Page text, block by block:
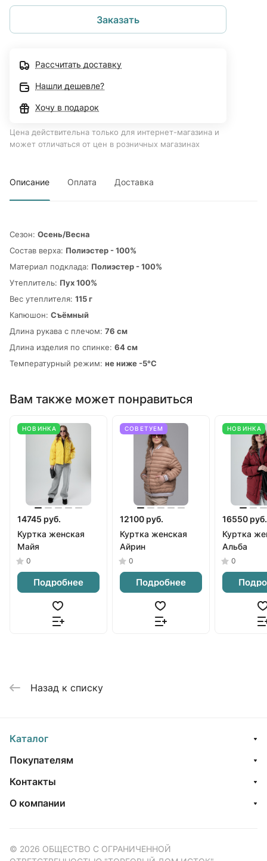
Заказать
Рассчитать доставку
Нашли дешевле?
Хочу в подарок
Цена действительна только для интернет-магазина и
может отличаться от цен в розничных магазинах
Описание Оплата Доставка
Сезон: Осень/Весна
Cостав верха: Полиэстер - 100%
Материал подклада: Полиэстер - 100%
Утеплитель: Пух 100%
Вес утеплителя: 115 г
Капюшон: Съёмный
Длина рукава с плечом: 76 см
Длина изделия по спинке: 64 см
Температурный режим: не ниже -5°С
Вам также может понравиться
НОВИНКА
14745 руб.
Куртка женская
Майя
0
Подробнее
СОВЕТУЕМ
12100 руб.
Куртка женская
Айрин
0
Подробнее
НОВИНКА
16550 руб.
Куртка
Альба
0
Назад к списку
Каталог
Покупателям
Контакты
О компании
© 2026 ОБЩЕСТВО С ОГРАНИЧЕННОЙ